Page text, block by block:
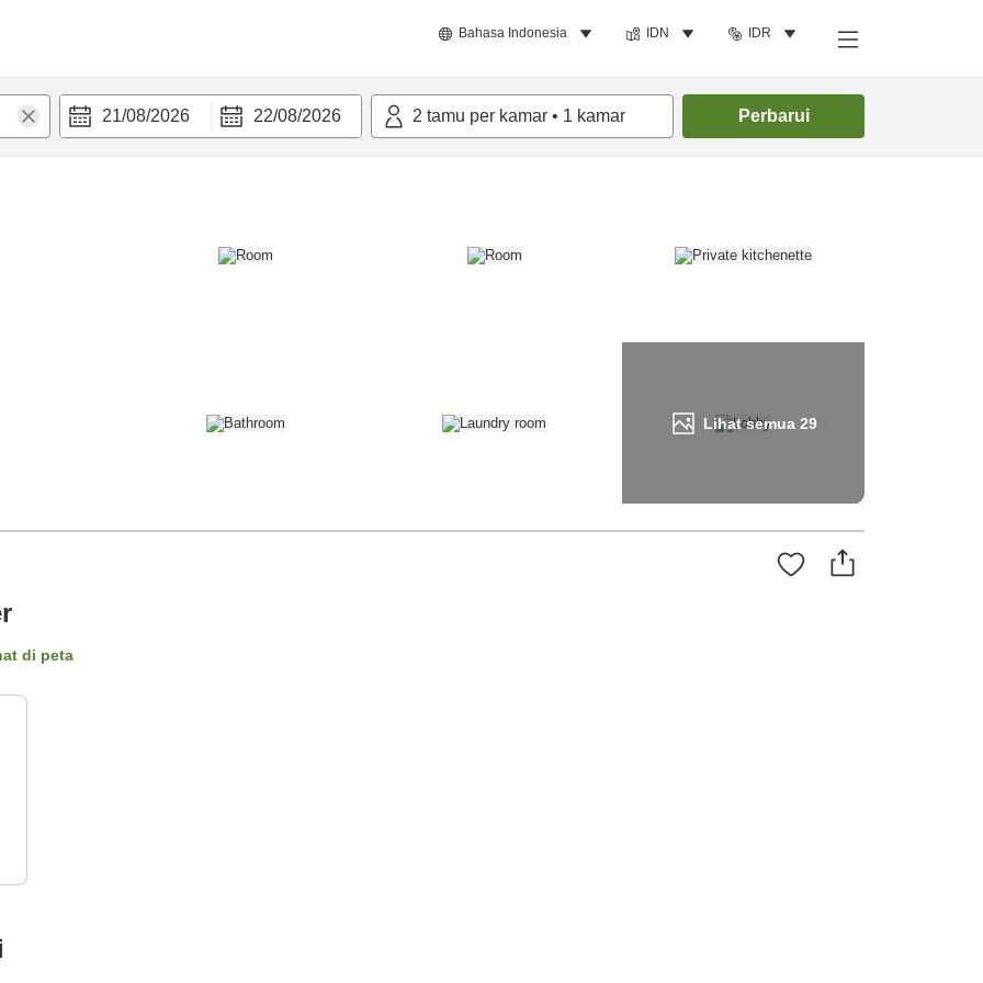
Bahasa Indonesia IDN IDR
21/08/2026 22/08/2026 2 tamu per kamar • 1 kamar Perbarui
Lihat semua 29
Cari kamar
di peta